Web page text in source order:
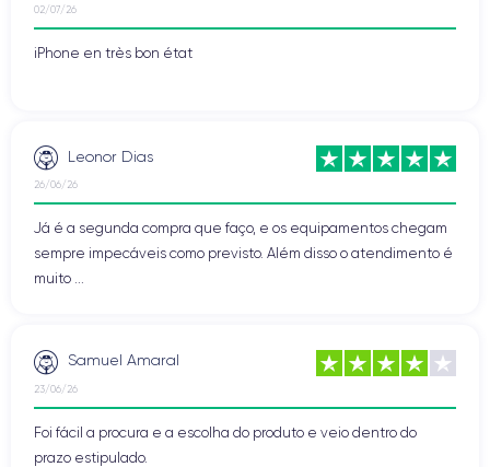
02/07/26
iPhone en très bon état
Leonor Dias
26/06/26
Já é a segunda compra que faço, e os equipamentos chegam
sempre impecáveis como previsto. Além disso o atendimento é
muito ...
Samuel Amaral
23/06/26
Foi fácil a procura e a escolha do produto e veio dentro do
prazo estipulado.